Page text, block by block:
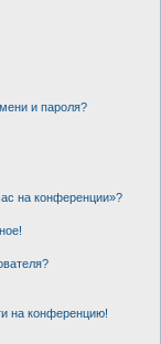
и пароля?
на конференции»?
на конференцию!